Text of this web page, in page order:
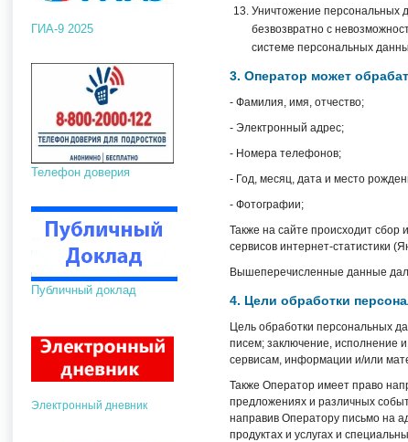
Уничтожение персональных
безвозвратно с
системе персональных
3. Оператор может
- Фамилия, имя, отчество;
- Электронный адрес;
- Номера телефонов;
- Год, месяц, дата и место
- Фотографии;
Также на сайте происходит
сервисов интернет-статистики
Вышеперечисленные данные
4. Цели обработки
Цель обработки персональных
писем; заключение, исполнение
сервисам, информации и/или
Также Оператор имеет право
предложениях и различных
направив Оператору письмо на
продуктах и услугах и
ГИА-9 2025
Телефон доверия
Публичный доклад
Электронный дневник